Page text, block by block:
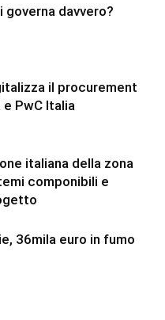
governa davvero?
il procurement
e PwC Italia
italiana della zona
componibili e
36mila euro in fumo